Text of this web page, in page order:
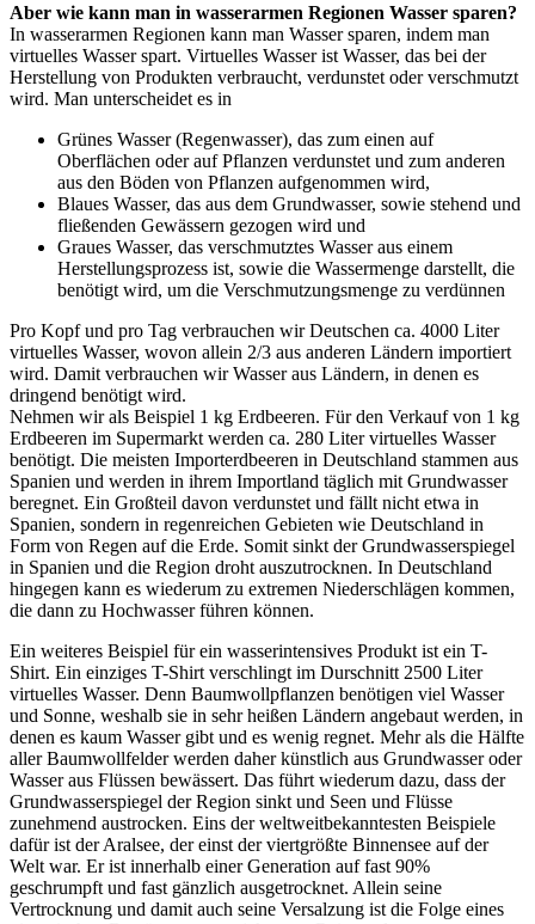
Aber wie kann man in wasserarmen Regionen Wasser sparen?
In wasserarmen Regionen kann man Wasser sparen, indem man
virtuelles Wasser spart. Virtuelles Wasser ist Wasser, das bei der
Herstellung von Produkten verbraucht, verdunstet oder verschmutzt
wird. Man unterscheidet es in
Grünes Wasser (Regenwasser), das zum einen auf
Oberflächen oder auf Pflanzen verdunstet und zum anderen
aus den Böden von Pflanzen aufgenommen wird,
Blaues Wasser, das aus dem Grundwasser, sowie stehend und
fließenden Gewässern gezogen wird und
Graues Wasser, das verschmutztes Wasser aus einem
Herstellungsprozess ist, sowie die Wassermenge darstellt, die
benötigt wird, um die Verschmutzungsmenge zu verdünnen
Pro Kopf und pro Tag verbrauchen wir Deutschen ca. 4000 Liter
virtuelles Wasser, wovon allein 2/3 aus anderen Ländern importiert
wird. Damit verbrauchen wir Wasser aus Ländern, in denen es
dringend benötigt wird.
Nehmen wir als Beispiel 1 kg Erdbeeren. Für den Verkauf von 1 kg
Erdbeeren im Supermarkt werden ca. 280 Liter virtuelles Wasser
benötigt. Die meisten Importerdbeeren in Deutschland stammen aus
Spanien und werden in ihrem Importland täglich mit Grundwasser
beregnet. Ein Großteil davon verdunstet und fällt nicht etwa in
Spanien, sondern in regenreichen Gebieten wie Deutschland in
Form von Regen auf die Erde. Somit sinkt der Grundwasserspiegel
in Spanien und die Region droht auszutrocknen. In Deutschland
hingegen kann es wiederum zu extremen Niederschlägen kommen,
die dann zu Hochwasser führen können.
Ein weiteres Beispiel für ein wasserintensives Produkt ist ein T-
Shirt. Ein einziges T-Shirt verschlingt im Durschnitt 2500 Liter
virtuelles Wasser. Denn Baumwollpflanzen benötigen viel Wasser
und Sonne, weshalb sie in sehr heißen Ländern angebaut werden, in
denen es kaum Wasser gibt und es wenig regnet. Mehr als die Hälfte
aller Baumwollfelder werden daher künstlich aus Grundwasser oder
Wasser aus Flüssen bewässert. Das führt wiederum dazu, dass der
Grundwasserspiegel der Region sinkt und Seen und Flüsse
zunehmend austrocken. Eins der weltweitbekanntesten Beispiele
dafür ist der Aralsee, der einst der viertgrößte Binnensee auf der
Welt war. Er ist innerhalb einer Generation auf fast 90%
geschrumpft und fast gänzlich ausgetrocknet. Allein seine
Vertrocknung und damit auch seine Versalzung ist die Folge eines